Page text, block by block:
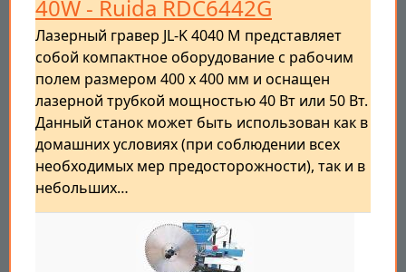
40W - Ruida RDC6442G
Лазерный гравер JL-K 4040 M представляет
собой компактное оборудование с рабочим
полем размером 400 х 400 мм и оснащен
лазерной трубкой мощностью 40 Вт или 50 Вт.
Данный станок может быть использован как в
домашних условиях (при соблюдении всех
необходимых мер предосторожности), так и в
небольших…